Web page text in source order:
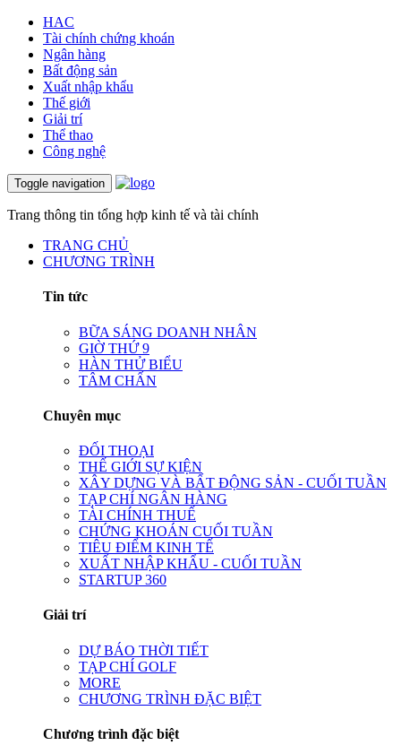
HAC
Tài chính chứng khoán
Ngân hàng
Bất động sản
Xuất nhập khẩu
Thế giới
Giải trí
Thể thao
Công nghệ
Toggle navigation
Trang thông tin tổng hợp kinh tế và tài chính
TRANG CHỦ
CHƯƠNG TRÌNH
Tin tức
BỮA SÁNG DOANH NHÂN
GIỜ THỨ 9
HÀN THỬ BIỂU
TÂM CHẤN
Chuyên mục
ĐỐI THOẠI
THẾ GIỚI SỰ KIỆN
XÂY DỰNG VÀ BẤT ĐỘNG SẢN - CUỐI TUẦN
TẠP CHÍ NGÂN HÀNG
TÀI CHÍNH THUẾ
CHỨNG KHOÁN CUỐI TUẦN
TIÊU ĐIỂM KINH TẾ
XUẤT NHẬP KHẨU - CUỐI TUẦN
STARTUP 360
Giải trí
DỰ BÁO THỜI TIẾT
TẠP CHÍ GOLF
MORE
CHƯƠNG TRÌNH ĐẶC BIỆT
Chương trình đặc biệt